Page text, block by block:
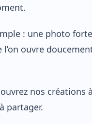
: une photo
ouvre
nos créations
partager.